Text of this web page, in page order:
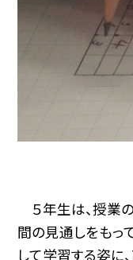
５年生は、授業
間の見通しをもっ
して学習する姿に